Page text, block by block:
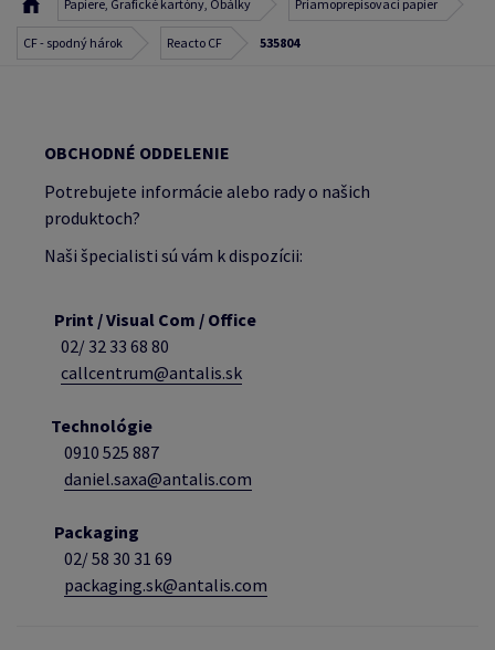
Papiere, Grafické kartóny, Obálky Priamoprepisovací papier
CF - spodný hárok Reacto CF 535804
OBCHODNÉ ODDELENIE
Potrebujete informácie alebo rady o našich
produktoch?
Naši špecialisti sú vám k dispozícii:
Print / Visual Com / Office
02/ 32 33 68 80
callcentrum@antalis.sk
Technológie
0910 525 887
daniel.saxa@antalis.com
Packaging
02/58 30 31 69
packaging.sk@antalis.com